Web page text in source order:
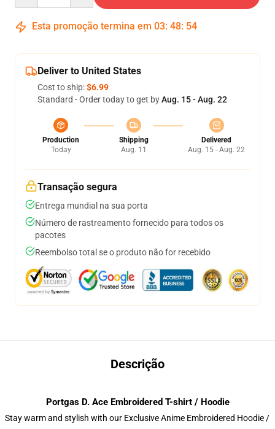
Esta promoção termina em 03: 48: 54
Deliver to United States
Cost to ship:$6.99
Standard - Order today to get byAug. 15 - Aug. 22
Production
Today
Shipping
Aug. 11
Delivered
Aug. 15 - Aug. 22
Transação segura
Entrega mundial na sua porta
Número de rastreamento fornecido para todos os
pacotes
Reembolso total se o produto não for recebido
Descrição
Portgas D. Ace Embroidered T-shirt / Hoodie
Stay warm and stylish with our Exclusive Anime Embroidered Hoodie /